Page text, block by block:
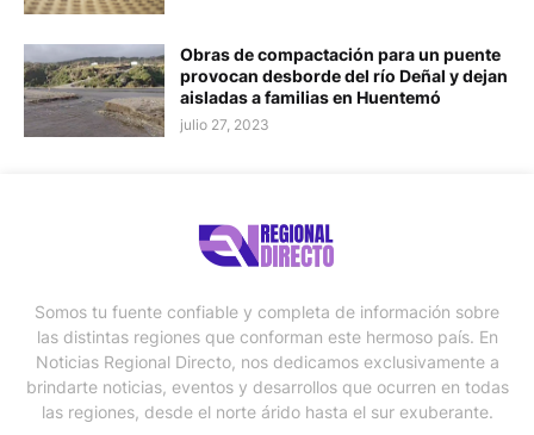
Obras de compactación para un puente
provocan desborde del río Deñal y dejan
aisladas a familias en Huentemó
julio 27, 2023
Somos tu fuente confiable y completa de información sobre
las distintas regiones que conforman este hermoso país. En
Noticias Regional Directo, nos dedicamos exclusivamente a
brindarte noticias, eventos y desarrollos que ocurren en todas
las regiones, desde el norte árido hasta el sur exuberante.